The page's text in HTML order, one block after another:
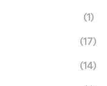
(1)
(17)
(14)